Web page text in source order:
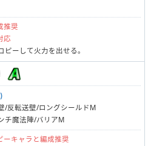
推奨
応
ピーして火力を出せる。
/反転送壁/ロングシールドM
チ魔法陣/バリアM
キャラと編成推奨